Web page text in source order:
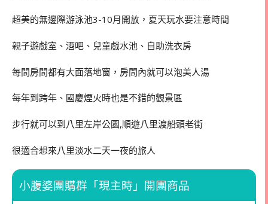
超美的無邊際游泳池3-10月開放，夏天玩水要注意時間
親子遊戲室、酒吧、兒童戲水池、自助洗衣房
每間房間都有大面落地窗，房間內就可以泡美人湯
每年到跨年、國慶煙火時也是不錯的觀景區
步行就可以到八里左岸公園,順遊八里渡船頭老街
很適合想來八里淡水二天一夜的旅人
小腹婆團購群「現主時」開團商品